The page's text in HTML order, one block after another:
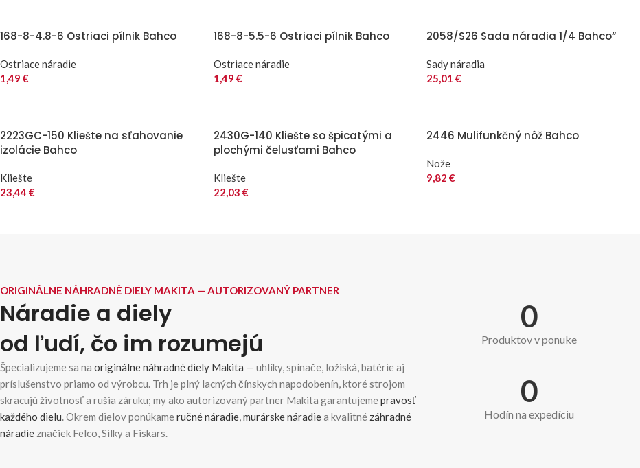
168-8-4.8-6 Ostriaci pílnik Bahco
Ostriace náradie
1,49 €
168-8-5.5-6 Ostriaci pílnik Bahco
Ostriace náradie
1,49 €
2058/S26 Sada náradia 1/4 Bahco“
Sady náradia
25,01 €
2223GC-150 Kliešte na sťahovanie
izolácie Bahco
Kliešte
23,44 €
2430G-140 Kliešte so špicatými a
plochými čelusťami Bahco
Kliešte
22,03 €
2446 Mulifunkčný nôž Bahco
Nože
9,82 €
ORIGINÁLNE NÁHRADNÉ DIELY MAKITA — AUTORIZOVANÝ PARTNER
Náradie a diely
od ľudí, čo im rozumejú
Špecializujeme sa na originálne náhradné diely Makita — uhlíky, spínače, ložiská, batérie aj
príslušenstvo priamo od výrobcu. Trh je plný lacných čínskych napodobenín, ktoré strojom
skracujú životnosť a rušia záruku; my ako autorizovaný partner Makita garantujemepravosť
každého dielu. Okrem dielov ponúkameručné náradie,murárske náradiea kvalitné záhradné
náradie značiek Felco, Silky a Fiskars.
0
Produktov v ponuke
0
Hodín na expedíciu